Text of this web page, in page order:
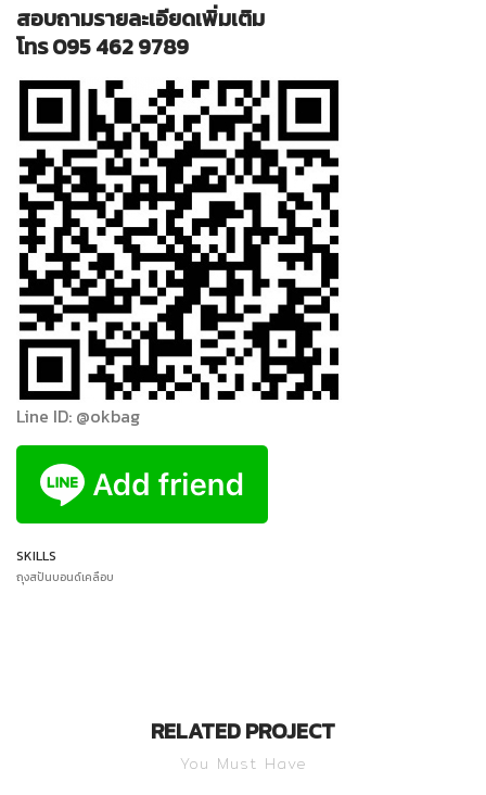
สอบถามรายละเอียดเพิ่มเติม
โทร 095 462 9789
Line ID: @okbag
SKILLS
ถุงสปันบอนด์เคลือบ
RELATED PROJECT
You Must Have